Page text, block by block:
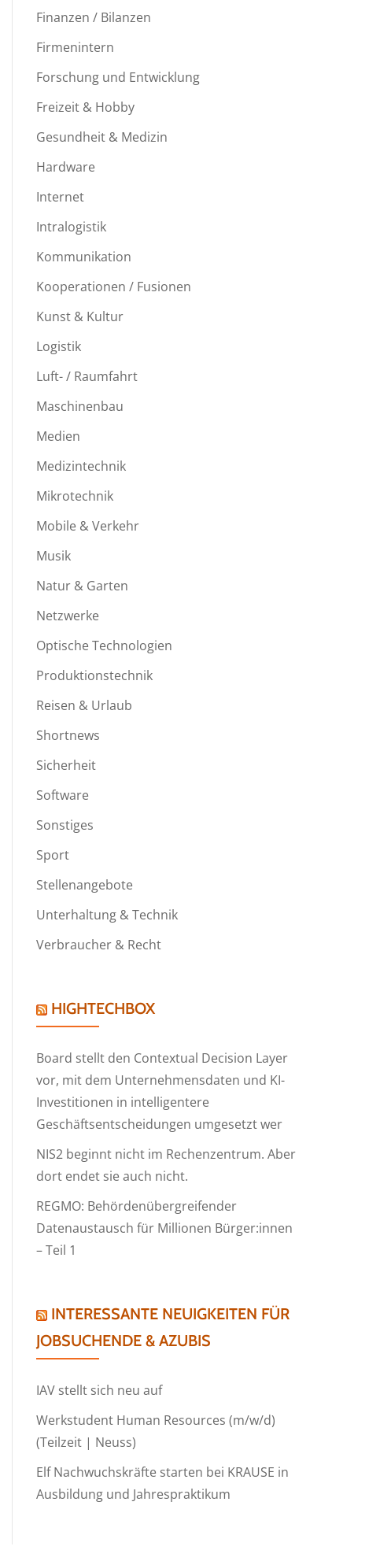
Finanzen / Bilanzen
Firmenintern
Forschung und Entwicklung
Freizeit & Hobby
Gesundheit & Medizin
Hardware
Internet
Intralogistik
Kommunikation
Kooperationen / Fusionen
Kunst & Kultur
Logistik
Luft- / Raumfahrt
Maschinenbau
Medien
Medizintechnik
Mikrotechnik
Mobile & Verkehr
Musik
Natur & Garten
Netzwerke
Optische Technologien
Produktionstechnik
Reisen & Urlaub
Shortnews
Sicherheit
Software
Sonstiges
Sport
Stellenangebote
Unterhaltung & Technik
Verbraucher & Recht
HIGHTECHBOX
Board stellt den Contextual Decision Layer
vor, mit dem Unternehmensdaten und KI-
Investitionen in intelligentere
Geschäftsentscheidungen umgesetzt wer
NIS2 beginnt nicht im Rechenzentrum. Aber
dort endet sie auch nicht.
REGMO: Behördenübergreifender
Datenaustausch für Millionen Bürger:innen
– Teil 1
INTERESSANTE NEUIGKEITEN FÜR
JOBSUCHENDE & AZUBIS
IAV stellt sich neu auf
Werkstudent Human Resources (m/w/d)
(Teilzeit | Neuss)
Elf Nachwuchskräfte starten bei KRAUSE in
Ausbildung und Jahrespraktikum